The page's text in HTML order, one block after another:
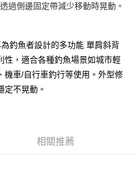
星展（台灣）商業銀行
單成立後會自動跳轉到大哥付的交易
期數、繳款截止日，確認付款後即完
請依後續交易確認頁面所載為準。
或遇審核未通過，訂單將自動取
付款」的支付方式。 讓您購物簡單
不需儲值。
過側邊固定帶減少移動時晃動。
釣魚者設計的多功能 單肩斜背
性，適合各種釣魚場景如城市輕
機車/自行車釣行等使用。外型修
定不晃動。
相關推薦